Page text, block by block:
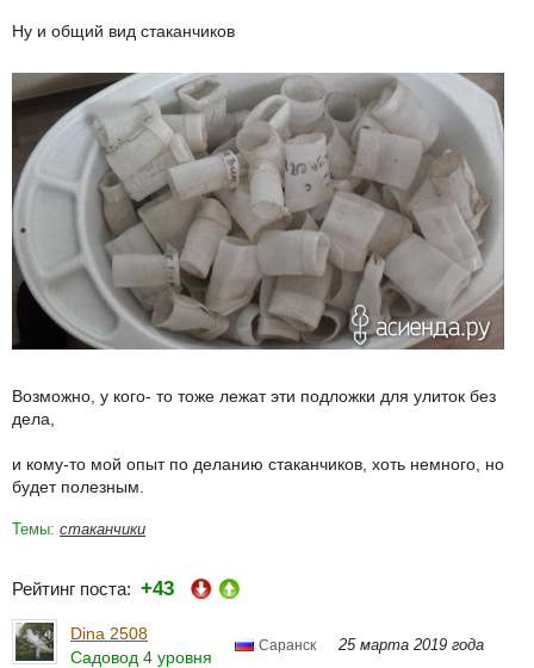
Ну и общий вид стаканчиков
Возможно, у кого- то тоже лежат эти подложки для улиток без
дела,
и кому-то мой опыт по деланию стаканчиков, хоть немного, но
будет полезным.
Темы: стаканчики
Рейтинг поста: +43
Dina 2508
Садовод 4 уровня
Саранск 25 марта 2019 года